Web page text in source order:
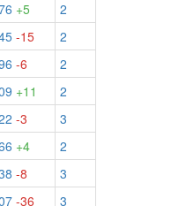
+5
2
-15
2
-6
2
+11
2
-3
3
+4
2
-8
3
-36
3